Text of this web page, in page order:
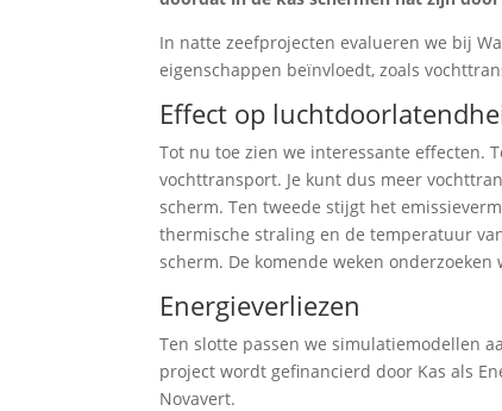
In natte zeefprojecten evalueren we bij
eigenschappen beïnvloedt, zoals
Effect op
Tot nu toe zien we interessante effecten.
vochttransport. Je kunt dus meer
scherm. Ten tweede stijgt het
thermische straling en de temperatuur
scherm. De komende weken
Energieverliezen
Ten slotte passen we simulatiemodellen
project wordt gefinancierd door Kas als
Novavert.